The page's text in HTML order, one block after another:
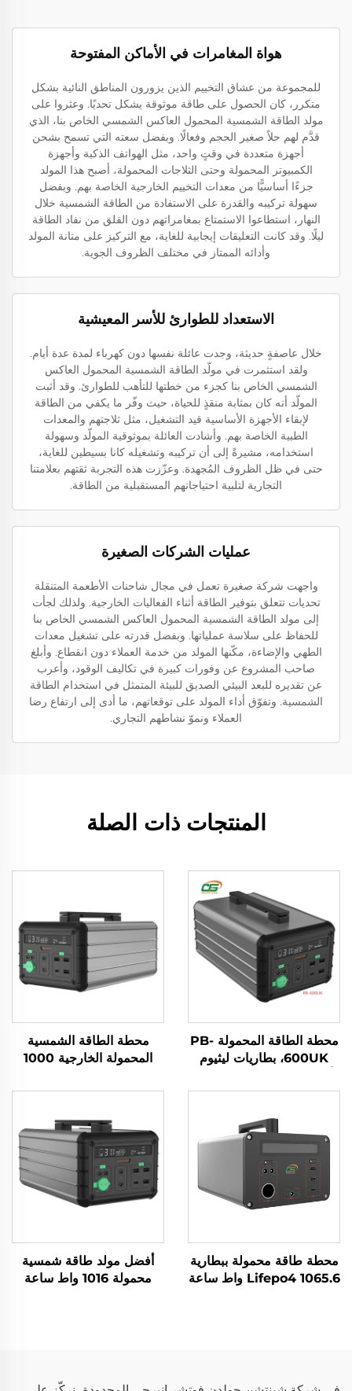
هواة المغامرات في الأماكن المفتوحة
للمجموعة من عشاق التخييم الذين يزورون المناطق النائية بشكل
متكرر، كان الحصول على طاقة موثوقة يشكل تحديًا. وعثروا على
مولد الطاقة الشمسية المحمول العاكس الشمسي الخاص بنا، الذي
قدَّم لهم حلاً صغير الحجم وفعالًا. وبفضل سعته التي تسمح بشحن
أجهزة متعددة في وقتٍ واحد، مثل الهواتف الذكية وأجهزة
الكمبيوتر المحمولة وحتى الثلاجات المحمولة، أصبح هذا المولد
جزءًا أساسيًّا من معدات التخييم الخارجية الخاصة بهم. وبفضل
سهولة تركيبه والقدرة على الاستفادة من الطاقة الشمسية خلال
النهار، استطاعوا الاستمتاع بمغامراتهم دون القلق من نفاد الطاقة
ليلًا. وقد كانت التعليقات إيجابية للغاية، مع التركيز على متانة المولد
وأدائه الممتاز في مختلف الظروف الجوية.
الاستعداد للطوارئ للأسر المعيشية
خلال عاصفةٍ حديثة، وجدت عائلة نفسها دون كهرباء لمدة عدة أيام.
ولقد استثمرت في مولّد الطاقة الشمسية المحمول العاكس
الشمسي الخاص بنا كجزء من خطتها للتأهب للطوارئ. وقد أثبت
المولّد أنه كان بمثابة منقذٍ للحياة، حيث وفّر ما يكفي من الطاقة
لإبقاء الأجهزة الأساسية قيد التشغيل، مثل ثلاجتهم والمعدات
الطبية الخاصة بهم. وأشادت العائلة بموثوقية المولّد وسهولة
استخدامه، مشيرةً إلى أن تركيبه وتشغيله كانا بسيطين للغاية،
حتى في ظل الظروف المُجهدة. وعزّزت هذه التجربة ثقتهم بعلامتنا
التجارية لتلبية احتياجاتهم المستقبلية من الطاقة.
عمليات الشركات الصغيرة
واجهت شركة صغيرة تعمل في مجال شاحنات الأطعمة المتنقلة
تحديات تتعلق بتوفير الطاقة أثناء الفعاليات الخارجية. ولذلك لجأت
إلى مولد الطاقة الشمسية المحمول العاكس الشمسي الخاص بنا
للحفاظ على سلاسة عملياتها. وبفضل قدرته على تشغيل معدات
الطهي والإضاءة، مكّنها المولد من خدمة العملاء دون انقطاع. وأبلغ
صاحب المشروع عن وفورات كبيرة في تكاليف الوقود، وأعرب
عن تقديره للبعد البيئي الصديق للبيئة المتمثل في استخدام الطاقة
الشمسية. وتفوّق أداء المولد على توقعاتهم، ما أدى إلى ارتفاع رضا
العملاء ونموّ نشاطهم التجاري.
المنتجات ذات الصلة
محطة الطاقة المحمولة PB-
600UK، بطاريات ليثيوم
للسفر والمخيمات
محطة الطاقة الشمسية
المحمولة الخارجية 1000
LiFePO4
محطة طاقة محمولة ببطارية
Lifepo4 1065.6 واط ساعة
أفضل مولد طاقة شمسية
محمولة 1016 واط ساعة